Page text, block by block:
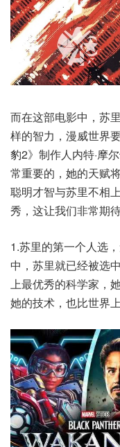
而在这部电影中，苏
样的智力，漫威世界
豹2》制作人内特·摩
常重要的，她的天赋
聪明才智与苏里不相
秀，这让我们非常期
1.苏里的第一个人选
中，苏里就已经被选
上最优秀的科学家，
她的技术，也比世界